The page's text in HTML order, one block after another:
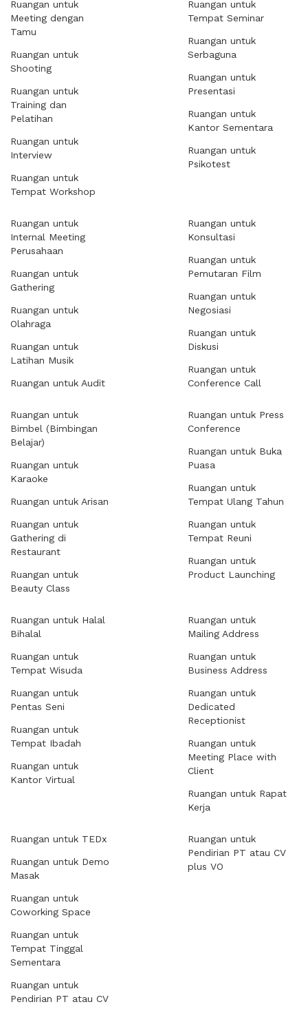
Ruangan untuk
Meeting dengan
Tamu
Ruangan untuk
Shooting
Ruangan untuk
Training dan
Pelatihan
Ruangan untuk
Interview
Ruangan untuk
Tempat Workshop
Ruangan untuk
Tempat Seminar
Ruangan untuk
Serbaguna
Ruangan untuk
Presentasi
Ruangan untuk
Kantor Sementara
Ruangan untuk
Psikotest
Ruangan untuk
Internal Meeting
Perusahaan
Ruangan untuk
Gathering
Ruangan untuk
Olahraga
Ruangan untuk
Latihan Musik
Ruangan untuk Audit
Ruangan untuk
Konsultasi
Ruangan untuk
Pemutaran Film
Ruangan untuk
Negosiasi
Ruangan untuk
Diskusi
Ruangan untuk
Conference Call
Ruangan untuk
Bimbel (Bimbingan
Belajar)
Ruangan untuk
Karaoke
Ruangan untuk Arisan
Ruangan untuk
Gathering di
Restaurant
Ruangan untuk
Beauty Class
Ruangan untuk Press
Conference
Ruangan untuk Buka
Puasa
Ruangan untuk
Tempat Ulang Tahun
Ruangan untuk
Tempat Reuni
Ruangan untuk
Product Launching
Ruangan untuk Halal
Bihalal
Ruangan untuk
Tempat Wisuda
Ruangan untuk
Pentas Seni
Ruangan untuk
Tempat Ibadah
Ruangan untuk
Kantor Virtual
Ruangan untuk
Mailing Address
Ruangan untuk
Business Address
Ruangan untuk
Dedicated
Receptionist
Ruangan untuk
Meeting Place with
Client
Ruangan untuk Rapat
Kerja
Ruangan untuk TEDx
Ruangan untuk Demo
Masak
Ruangan untuk
Coworking Space
Ruangan untuk
Tempat Tinggal
Sementara
Ruangan untuk
Pendirian PT atau CV
Ruangan untuk
Pendirian PT atau CV
plus VO